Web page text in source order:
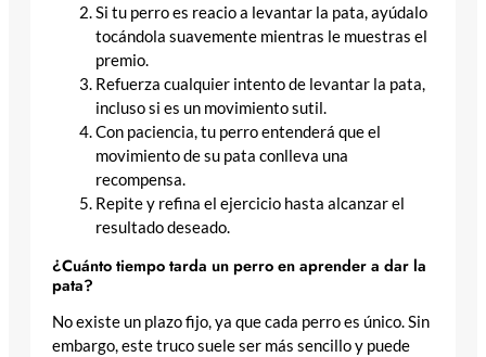
Si tu perro es reacio a levantar la pata, ayúdalo
tocándola suavemente mientras le muestras el
premio.
Refuerza cualquier intento de levantar la pata,
incluso si es un movimiento sutil.
Con paciencia, tu perro entenderá que el
movimiento de su pata conlleva una
recompensa.
Repite y refina el ejercicio hasta alcanzar el
resultado deseado.
¿Cuánto tiempo tarda un perro en aprender a dar la
pata?
No existe un plazo fijo, ya que cada perro es único. Sin
embargo, este truco suele ser más sencillo y puede